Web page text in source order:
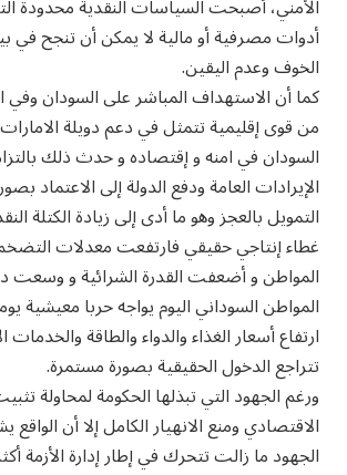
أدوات مصرفية أو مالية لا يمكن أن تنجح في
الخوف وعدم اليقين.
كما أن الاستهداف المباشر على السودان وفي
من قوى إقليمية تتمثل في دعم دويلة
السودان في امنه و إقتصاده و حدث ذلك
الإيرادات العامة ودفع الدولة إلى الاعتماد
التمويل بالعجز وهو ما أدى إلى زيادة الكتلة
غطاء إنتاجي حقيقي فارتفعت معدلات
المواطن و أضعفت القدرة الشرائية و وسعت
المواطن السوداني اليوم يواجه حربا معيشية
ارتفاع أسعار الغذاء والدواء والطاقة والخدمات
تتراجع الدخول الحقيقية بصورة مستمرة.
ورغم الجهود التي تبذلها الحكومة لمحاولة
الاقتصادي ومنع الانهيار الكامل إلا أن
الجهود ما زالت تتحرك في إطار إدارة الأزمة